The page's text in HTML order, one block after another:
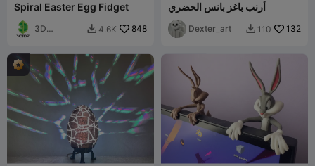
Spiral Easter Egg Fidget
3D
 4.6K 848
أرنب باغز بانس الحضري
Dexter_art  110 132